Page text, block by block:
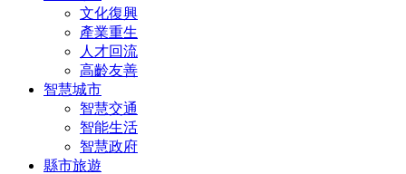
文化復興
產業重生
人才回流
高齡友善
智慧城市
智慧交通
智能生活
智慧政府
縣市旅遊